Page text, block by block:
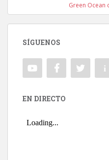
Green Ocean
SÍGUENOS
EN DIRECTO